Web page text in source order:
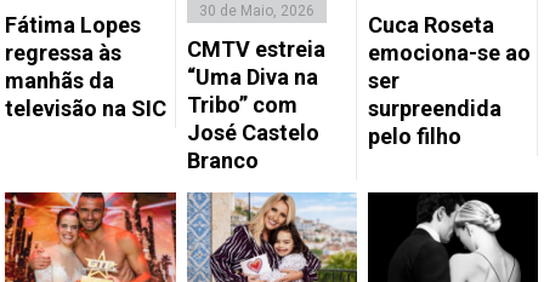
Fátima Lopes
regressa às
manhãs da
televisão na SIC
30 de Maio, 2026
CMTV estreia
“Uma Diva na
Tribo” com
José Castelo
Branco
Cuca Roseta
emociona-se ao
ser
surpreendida
pelo filho